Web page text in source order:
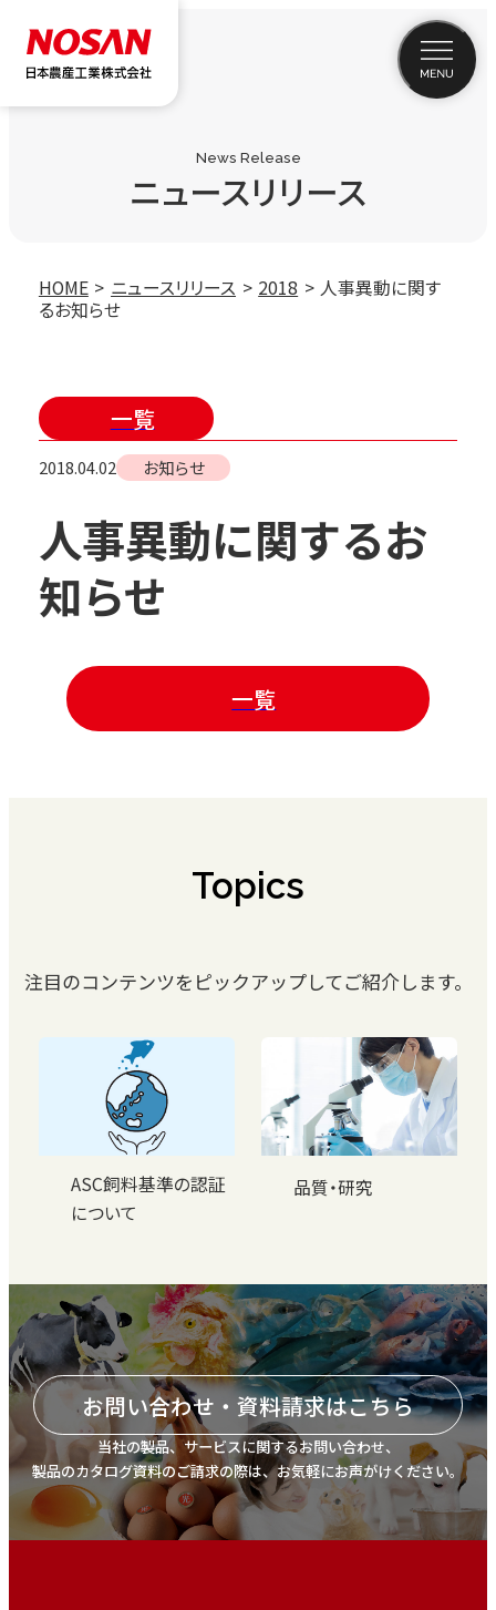
News Release
ニュースリリース
HOME ニュースリリース 2018
人事異動に関す
るお知らせ
一覧
2018.04.02 お知らせ
人事異動に関するお
知らせ
一覧
Topics
注目のコンテンツをピックアップしてご紹介します。
ASC飼料基準の認証
について
品質・研究
お問い合わせ・資料請求はこちら
当社の製品、サービスに関するお問い合わせ、
製品のカタログ資料のご請求の際は、お気軽にお声がけください。